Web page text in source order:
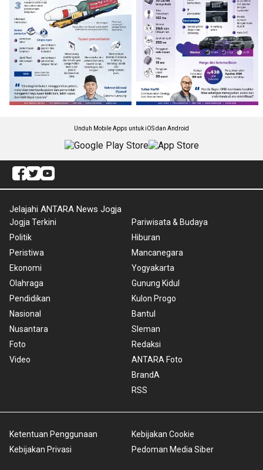
Unduh Mobile Apps untuk iOS dan Android
Jelajahi ANTARA News Jogja
Jogja Terkini
Politik
Peristiwa
Ekonomi
Olahraga
Pendidikan
Nasional
Nusantara
Foto
Video
Pariwisata & Budaya
Hiburan
Mancanegara
Yogyakarta
Gunung Kidul
Kulon Progo
Bantul
Sleman
Redaksi
ANTARA Foto
BrandA
RSS
Ketentuan Penggunaan
Kebijakan Privasi
Kebijakan Cookie
Pedoman Media Siber